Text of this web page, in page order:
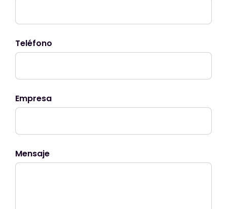
Teléfono
Empresa
Mensaje